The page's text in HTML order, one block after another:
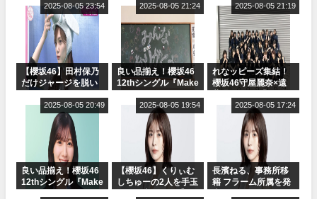
【櫻坂46】田村保乃
だけジャージを脱い
2025-08-05 23:54
良い品揃え！櫻坂46
12thシングル『Make
ャルグッズ絶賛販売
2025-08-05 21:24
れなッピーズ集結！
櫻坂46守屋麗奈×遠
ット！」水曜スタジ
オ出演決定
2025-08-05 21:19
良い品揃え！櫻坂46
12thシングル『Make
2025-08-05 20:49
【櫻坂46】くりぃむ
しちゅーの2人を手玉
2025-08-05 19:54
長濱ねる、事務所移
籍 フラーム所属を発
2025-08-05 17:24